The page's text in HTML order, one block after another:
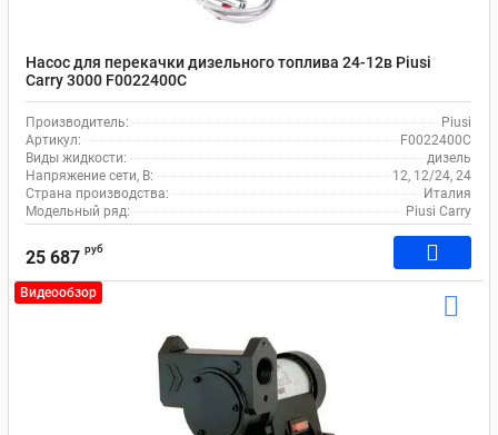
Насос для перекачки дизельного топлива 24-12в Piusi
Carry 3000 F0022400C
Производитель:
Piusi
Артикул:
F0022400C
Виды жидкости:
дизель
Напряжение сети, В:
12, 12/24, 24
Страна производства:
Италия
Модельный ряд:
Piusi Carry
25 687 руб
Видеообзор